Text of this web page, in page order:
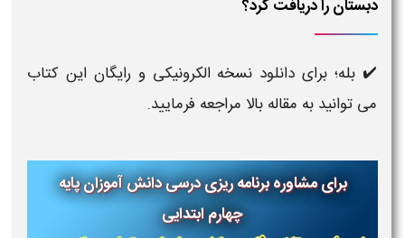
دبستان را دریافت کرد؟
✔️ بله؛ برای دانلود نسخه الکرونیکی و رایگان این کتاب
می توانید به مقاله بالا مراجعه فرمایید.
برای مشاوره برنامه ریزی درسی دانش آموزان پایه
چهارم ابتدایی